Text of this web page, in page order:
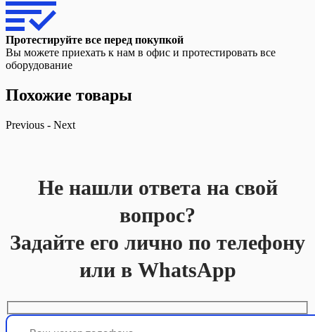
Протестируйте все перед покупкой
Вы можете приехать к нам в офис и протестировать все
оборудование
Похожие товары
Previous - Next
Не нашли ответа на свой
вопрос?
Задайте его лично по телефону
или в WhatsApp